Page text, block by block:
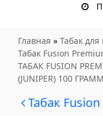
Главная » Табак для
Табак Fusion
ТАБАК FUSION
(JUNIPER) 100 ГРАММ
Табак